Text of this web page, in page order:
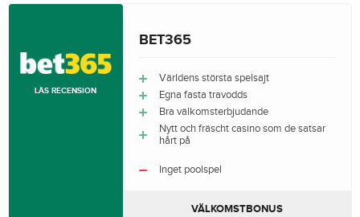
LÄS RECENSION
BET365
Världens största spelsajt
Egna fasta travodds
Bra välkomsterbjudande
Nytt och fräscht casino som de satsar
hårt på
Inget poolspel
VÄLKOMSTBONUS